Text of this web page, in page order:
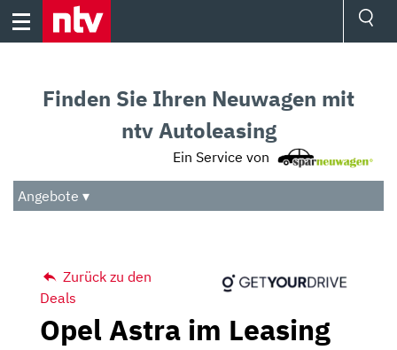
Skip
Audio
Das Beste
Finden Sie Ihren Neuwagen mit
ntv Autoleasing
Ein Service von
Angebote ▾
Zurück zu den
Deals
Opel Astra im Leasing